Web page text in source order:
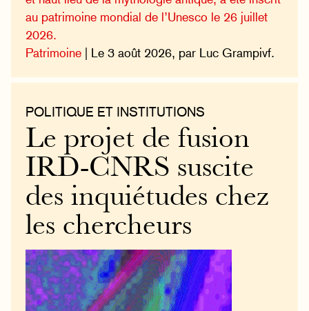
au patrimoine mondial de l’Unesco le 26 juillet
2026.
Patrimoine | Le 3 août 2026, par Luc Grampivf.
POLITIQUE ET INSTITUTIONS
Le projet de fusion
IRD-CNRS suscite
des inquiétudes chez
les chercheurs